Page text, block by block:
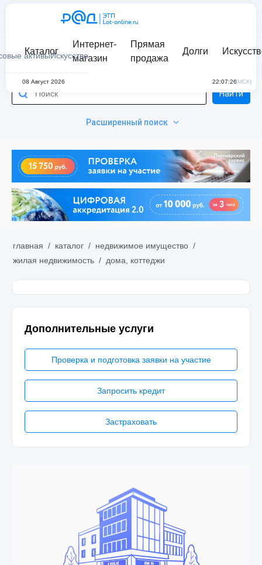
активыИскусство
Каталог
Интернет-
магазин
Прямая
продажа
Долги
08 Август 2026 22:07:26(МСК)
Расширенный поиск
Найти
главная / каталог / недвижимое имущество /
жилая недвижимость / дома, коттеджи
Дополнительные услуги
Проверка и подготовка заявки на участие
Запросить кредит
Застраховать